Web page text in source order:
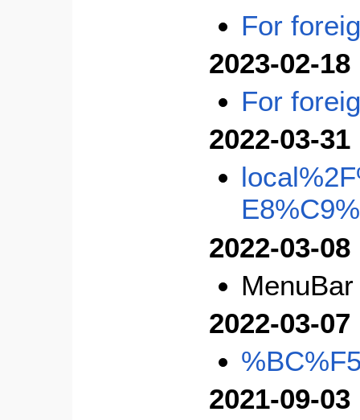
For
2023-02-18
For
2022-03-31
2022-03-08
MenuBar
2022-03-07
2021-09-03